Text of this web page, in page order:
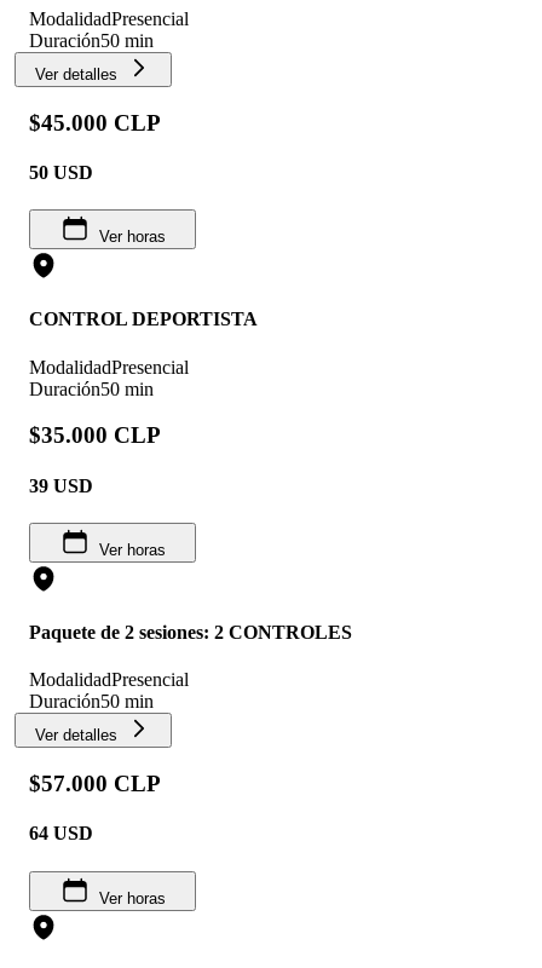
ModalidadPresencial
Duración50 min
Ver detalles
$45.000 CLP
50 USD
Ver horas
CONTROL DEPORTISTA
ModalidadPresencial
Duración50 min
$35.000 CLP
39 USD
Ver horas
Paquete de 2 sesiones: 2 CONTROLES
ModalidadPresencial
Duración50 min
Ver detalles
$57.000 CLP
64 USD
Ver horas